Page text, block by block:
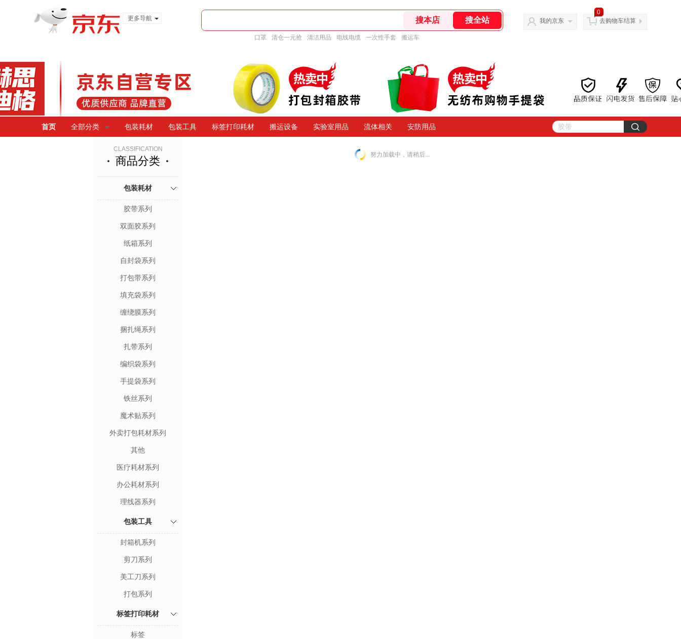
更多导航
口罩 清仓一元抢 清洁用品 电线电缆 一次性手套 搬运车
我的京东
0
去购物车结算
首页 全部分类 包装耗材 包装工具 标签打印耗材 搬运设备 实验室用品 流体相关 安防用品
CLASSIFICATION
商品分类
包装耗材
胶带系列
双面胶系列
纸箱系列
自封袋系列
打包带系列
填充袋系列
缠绕膜系列
捆扎绳系列
扎带系列
编织袋系列
手提袋系列
铁丝系列
魔术贴系列
外卖打包耗材系列
其他
医疗耗材系列
办公耗材系列
理线器系列
包装工具
封箱机系列
剪刀系列
美工刀系列
打包系列
标签打印耗材
标签
努力加载中，请稍后...